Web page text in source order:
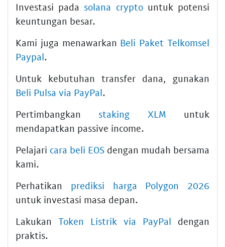
Investasi padasolana cryptountuk potensi
keuntungan besar.
Kami juga menawarkan Beli Paket Telkomsel
Paypal.
Untuk kebutuhan transfer dana, gunakan
Beli Pulsa via PayPal.
Pertimbangkanstaking XLM untuk
mendapatkan passive income.
Pelajari cara beli EOS dengan mudah bersama
kami.
Perhatikan prediksi harga Polygon 2026
untuk investasi masa depan.
Lakukan Token Listrik via PayPal dengan
praktis.